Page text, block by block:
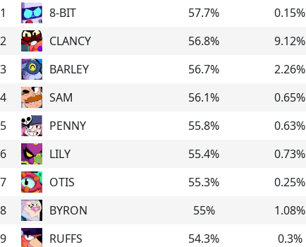
8-BIT 57.7% 0.15%
CLANCY 56.8% 9.12%
BARLEY 56.7% 2.26%
SAM 56.1% 0.65%
PENNY 55.8% 0.63%
LILY 55.4% 0.73%
OTIS 55.3% 0.25%
BYRON 55% 1.08%
RUFFS 54.3% 0.3%